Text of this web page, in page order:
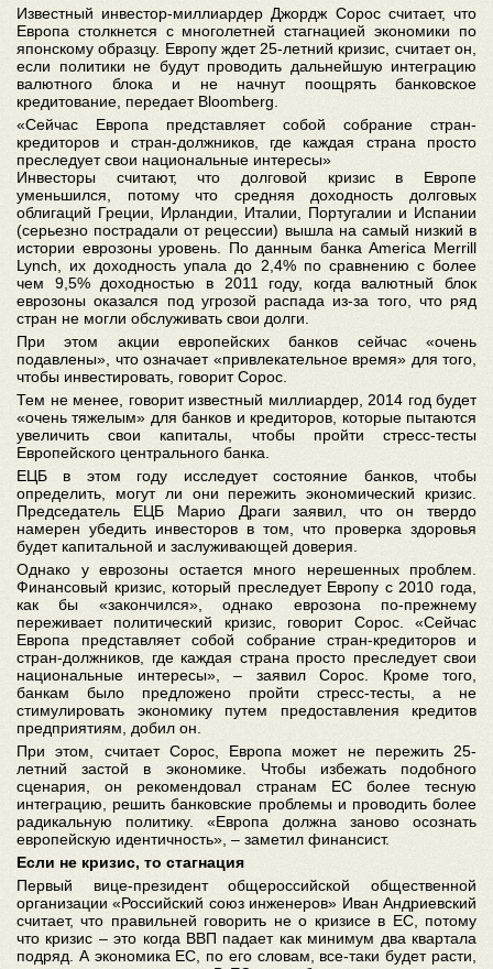
Известный инвестор-миллиардер Джордж Сорос считает, что
Европа столкнется с многолетней стагнацией экономики по
японскому образцу. Европу ждет 25-летний кризис, считает он,
если политики не будут проводить дальнейшую интеграцию
валютного блока и не начнут поощрять банковское
кредитование, передает Bloomberg.
«Сейчас Европа представляет собой собрание стран-
кредиторов и стран-должников, где каждая страна просто
преследует свои национальные интересы»
Инвесторы считают, что долговой кризис в Европе
уменьшился, потому что средняя доходность долговых
облигаций Греции, Ирландии, Италии, Португалии и Испании
(серьезно пострадали от рецессии) вышла на самый низкий в
истории еврозоны уровень. По данным банка America Merrill
Lynch, их доходность упала до 2,4% по сравнению с более
чем 9,5% доходностью в 2011 году, когда валютный блок
еврозоны оказался под угрозой распада из-за того, что ряд
стран не могли обслуживать свои долги.
При этом акции европейских банков сейчас «очень
подавлены», что означает «привлекательное время» для того,
чтобы инвестировать, говорит Сорос.
Тем не менее, говорит известный миллиардер, 2014 год будет
«очень тяжелым» для банков и кредиторов, которые пытаются
увеличить свои капиталы, чтобы пройти стресс-тесты
Европейского центрального банка.
ЕЦБ в этом году исследует состояние банков, чтобы
определить, могут ли они пережить экономический кризис.
Председатель ЕЦБ Марио Драги заявил, что он твердо
намерен убедить инвесторов в том, что проверка здоровья
будет капитальной и заслуживающей доверия.
Однако у еврозоны остается много нерешенных проблем.
Финансовый кризис, который преследует Европу с 2010 года,
как бы «закончился», однако еврозона по-прежнему
переживает политический кризис, говорит Сорос. «Сейчас
Европа представляет собой собрание стран-кредиторов и
стран-должников, где каждая страна просто преследует свои
национальные интересы», – заявил Сорос. Кроме того,
банкам было предложено пройти стресс-тесты, а не
стимулировать экономику путем предоставления кредитов
предприятиям, добил он.
При этом, считает Сорос, Европа может не пережить 25-
летний застой в экономике. Чтобы избежать подобного
сценария, он рекомендовал странам ЕС более тесную
интеграцию, решить банковские проблемы и проводить более
радикальную политику. «Европа должна заново осознать
европейскую идентичность», – заметил финансист.
Если не кризис, то стагнация
Первый вице-президент общероссийской общественной
организации «Российский союз инженеров» Иван Андриевский
считает, что правильней говорить не о кризисе в ЕС, потому
что кризис – это когда ВВП падает как минимум два квартала
подряд. А экономика ЕС, по его словам, все-таки будет расти,